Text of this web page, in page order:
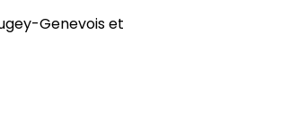
Genevois et